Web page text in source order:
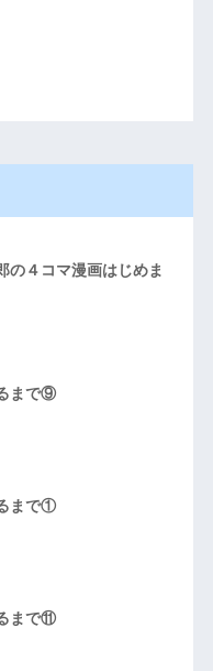
の４コマ漫画はじめま
まで⑨
まで①
まで⑪